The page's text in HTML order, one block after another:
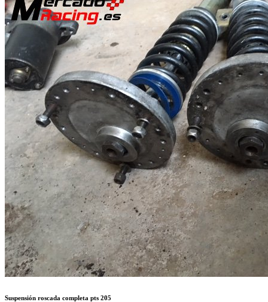
Suspensión roscada completa pts 205